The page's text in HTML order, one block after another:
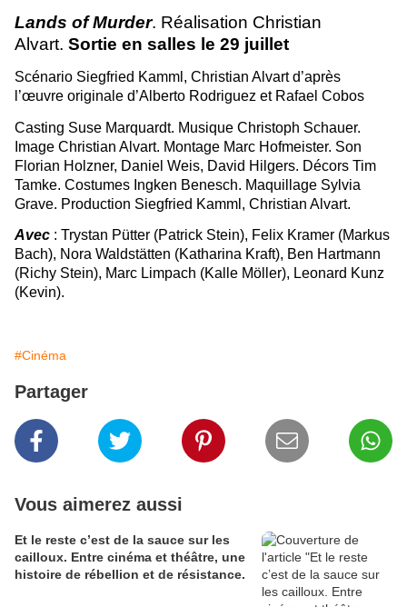
Lands of Murder. Réalisation Christian
Alvart. Sortie en salles le 29 juillet
Scénario Siegfried Kamml, Christian Alvart d’après
l’œuvre originale d’Alberto Rodriguez et Rafael Cobos
Casting Suse Marquardt. Musique Christoph Schauer.
Image Christian Alvart. Montage Marc Hofmeister. Son
Florian Holzner, Daniel Weis, David Hilgers. Décors Tim
Tamke. Costumes Ingken Benesch. Maquillage Sylvia
Grave. Production Siegfried Kamml, Christian Alvart.
Avec : Trystan Pütter (Patrick Stein), Felix Kramer (Markus
Bach), Nora Waldstätten (Katharina Kraft), Ben Hartmann
(Richy Stein), Marc Limpach (Kalle Möller), Leonard Kunz
(Kevin).
#Cinéma
Partager
Vous aimerez aussi
Et le reste c’est de la sauce sur les
cailloux. Entre cinéma et théâtre, une
histoire de rébellion et de résistance.